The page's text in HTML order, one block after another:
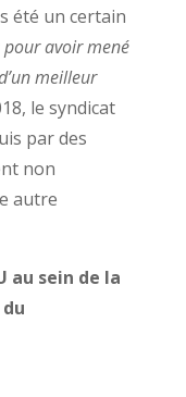
été un certain
avoir mené
meilleur
le syndicat
par des
non
autre
au sein de la